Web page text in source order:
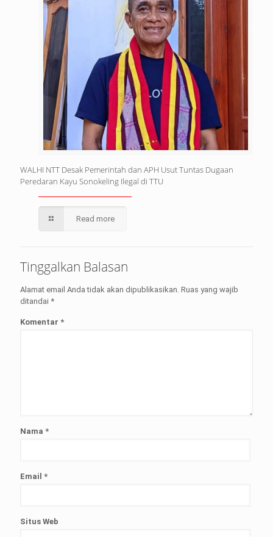
WALHI NTT Desak Pemerintah dan APH Usut Tuntas Dugaan
Peredaran Kayu Sonokeling Ilegal di TTU
Read more
Tinggalkan Balasan
Alamat email Anda tidak akan dipublikasikan. Ruas yang wajib
ditandai *
Komentar *
Nama *
Email *
Situs Web